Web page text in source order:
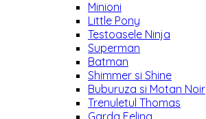
Minioni
Little Pony
Testoasele Ninja
Superman
Batman
Shimmer si Shine
Buburuza si Motan Noir
Trenuletul Thomas
Garda Felina